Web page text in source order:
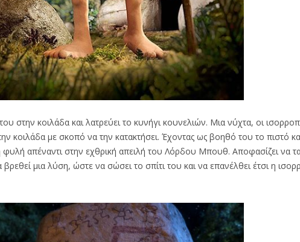
στην κοιλάδα και λατρεύει το κυνήγι κουνελιών. Μια νύχτα, οι
κοιλάδα με σκοπό να την κατακτήσει. Έχοντας ως βοηθό του το πιστό
απέναντι στην εχθρική απειλή του Λόρδου Μπουθ. Αποφασίζει να
μια λύση, ώστε να σώσει το σπίτι του και να επανέλθει έτσι η